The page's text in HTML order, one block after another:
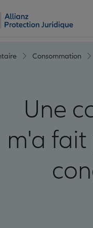
Consommation
Une
m'a